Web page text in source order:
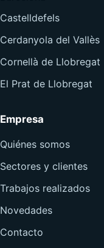
Castelldefels
Cerdanyola del Vallès
Cornellà de Llobregat
El Prat de Llobregat
Empresa
Quiénes somos
Sectores y clientes
Trabajos realizados
Novedades
Contacto